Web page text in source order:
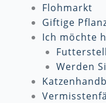
Flohmarkt
Giftige
Ich möchte
Werden